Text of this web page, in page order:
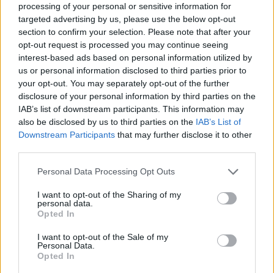
processing of your personal or sensitive information for
targeted advertising by us, please use the below opt-out
section to confirm your selection. Please note that after your
opt-out request is processed you may continue seeing
interest-based ads based on personal information utilized by
us or personal information disclosed to third parties prior to
your opt-out. You may separately opt-out of the further
disclosure of your personal information by third parties on the
IAB’s list of downstream participants. This information may
also be disclosed by us to third parties on the IAB’s List of
Downstream Participants that may further disclose it to other
Personal Data Processing Opt Outs
I want to opt-out of the Sharing of my
personal data.
Opted In
I want to opt-out of the Sale of my
Personal Data.
Opted In
Commenti
Accedioregistratiper commentare questo
articolo.
L'email è richiesta ma non verrà mostrata ai visitatori. Il contenuto di questo
commento esprime il pensiero dell'autore e non rappresenta la linea editoriale
di VareseNews.it, che rimane autonoma e indipendente. I messaggi inclusi nei
commenti non sono testi giornalistici, ma post inviati dai singoli lettori che
possono essere automaticamente pubblicati senza filtro preventivo. I commenti
che includano uno o più link a siti esterni verranno rimossi in automatico dal
ADV